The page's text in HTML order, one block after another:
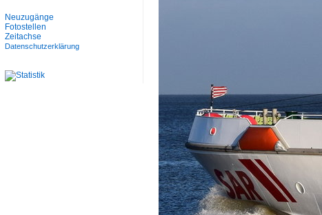
Neuzugänge
Fotostellen
Zeitachse
Datenschutzerklärung